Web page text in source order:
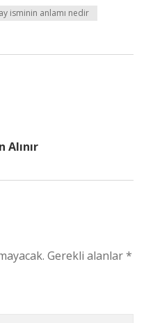
isminin anlamı nedir
Alınır
Gerekli alanlar*